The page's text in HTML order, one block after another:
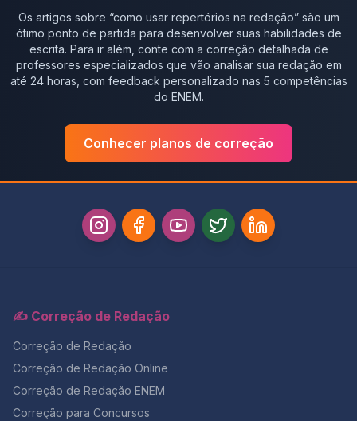
Os artigos sobre “como usar repertórios na redação” são um
ótimo ponto de partida para desenvolver suas habilidades de
escrita. Para ir além, conte com a correção detalhada de
professores especializados que vão analisar sua redação em
até 24 horas, com feedback personalizado nas 5 competências
do ENEM.
Conhecer planos de correção
✍️ Correção de Redação
Correção de Redação
Correção de Redação Online
Correção de Redação ENEM
Correção para Concursos